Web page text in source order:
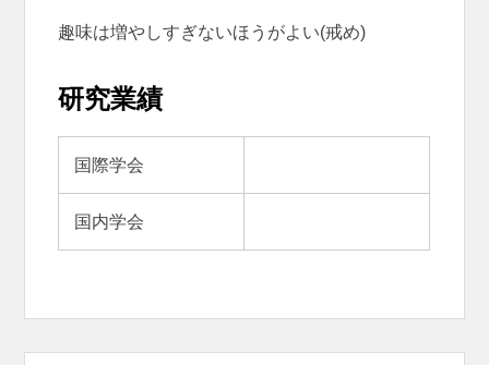
趣味は増やしすぎないほうがよい(戒め)
研究業績
国際学会
国内学会